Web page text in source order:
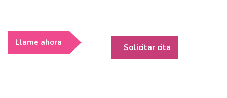
Llame ahora Solicitar cita